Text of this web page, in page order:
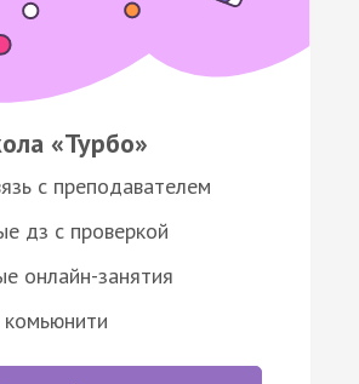
«Турбо»
с преподавателем
дз с проверкой
онлайн-занятия